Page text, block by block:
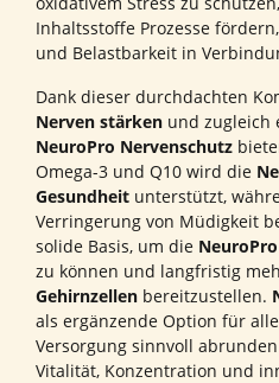
Inhaltsstoffe Prozesse
und Belastbarkeit in
Dank dieser durchdachten
Nerven stärken und zugleich
NeuroPro Nervenschutz
Omega-3 und Q10 wird die
Gesundheit unterstützt,
Verringerung von Müdigkeit
solide Basis, um die
zu können und langfristig
Gehirnzellen bereitzustellen.
als ergänzende Option für
Versorgung sinnvoll
Vitalität, Konzentration und